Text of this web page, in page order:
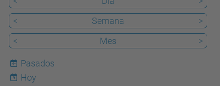
<
Semana
>
<
Mes >
Pasados
9
Hoy